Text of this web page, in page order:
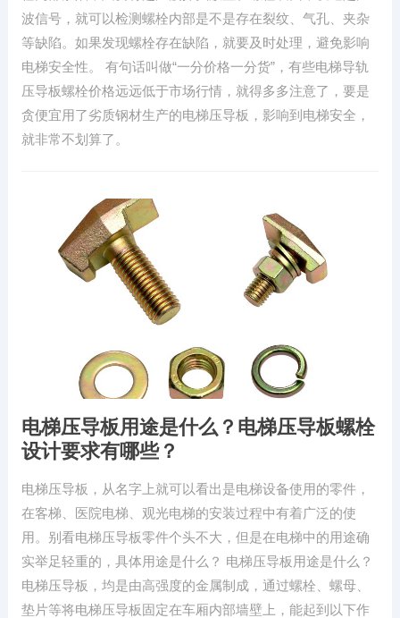
波信号，就可以检测螺栓内部是不是存在裂纹、气孔、夹杂
等缺陷。如果发现螺栓存在缺陷，就要及时处理，避免影响
电梯安全性。 有句话叫做“一分价格一分货”，有些电梯导轨
压导板螺栓价格远远低于市场行情，就得多多注意了，要是
贪便宜用了劣质钢材生产的电梯压导板，影响到电梯安全，
就非常不划算了。
电梯压导板用途是什么？电梯压导板螺栓
设计要求有哪些？
电梯压导板，从名字上就可以看出是电梯设备使用的零件，
在客梯、医院电梯、观光电梯的安装过程中有着广泛的使
用。别看电梯压导板零件个头不大，但是在电梯中的用途确
实举足轻重的，具体用途是什么？ 电梯压导板用途是什么？
电梯压导板，均是由高强度的金属制成，通过螺栓、螺母、
垫片等将电梯压导板固定在车厢内部墙壁上，能起到以下作